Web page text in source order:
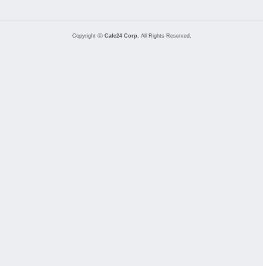
Copyright ⓒ Cafe24 Corp. All Rights Reserved.